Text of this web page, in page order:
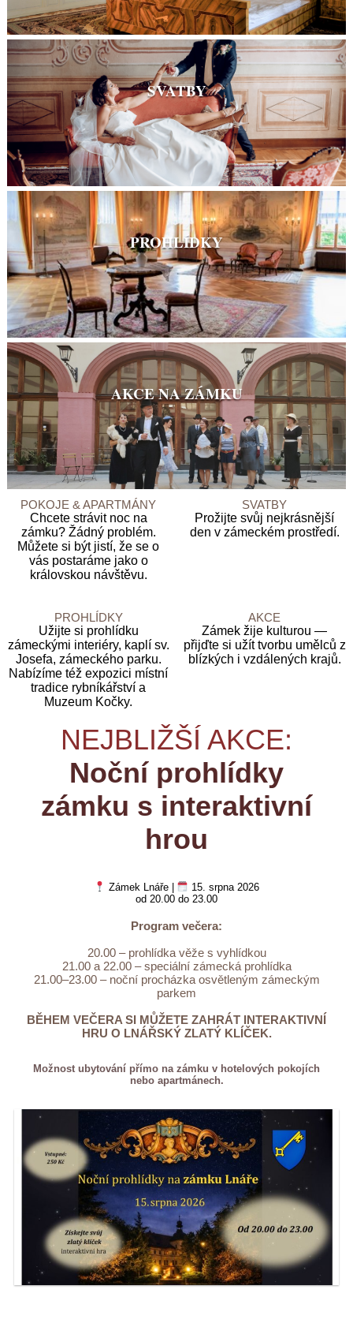
SVATBY
PROHLÍDKY
AKCE NA ZÁMKU
POKOJE & APARTMÁNY
Chcete strávit noc na
zámku? Žádný problém.
Můžete si být jistí, že se o
vás postaráme jako o
královskou návštěvu.
SVATBY
Prožijte svůj nejkrásnější
den v zámeckém prostředí.
PROHLÍDKY
Užijte si prohlídku
zámeckými interiéry, kaplí sv.
Josefa, zámeckého parku.
Nabízíme též expozici místní
tradice rybníkářství a
Muzeum Kočky.
AKCE
Zámek žije kulturou —
přijďte si užít tvorbu umělců z
blízkých i vzdálených krajů.
NEJBLIŽŠÍ AKCE:
Noční prohlídky
zámku s interaktivní
hrou
Zámek Lnáře |
15. srpna 2026
od 20.00 do 23.00
Program večera:
20.00 – prohlídka věže s vyhlídkou
21.00 a 22.00 – speciální zámecká prohlídka
21.00–23.00 – noční procházka osvětleným zámeckým
parkem
BĚHEM VEČERA SI MŮŽETE ZAHRÁT INTERAKTIVNÍ
HRU O LNÁŘSKÝ ZLATÝ KLÍČEK.
Možnost ubytování přímo na zámku v hotelových pokojích
nebo apartmánech.